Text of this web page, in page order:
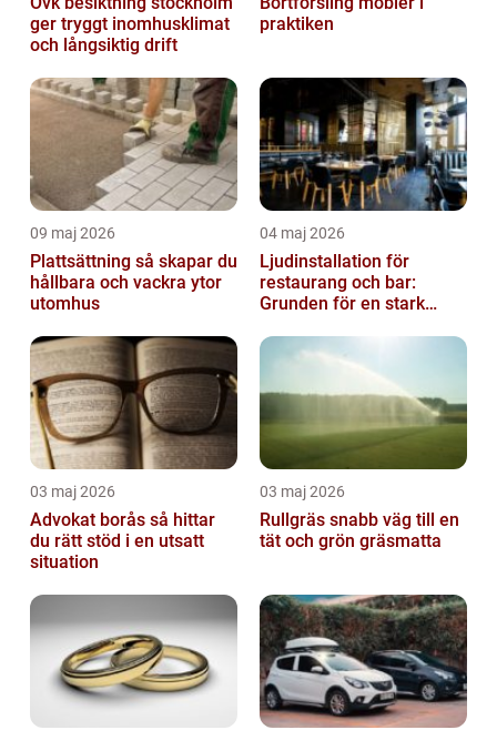
ger tryggt inomhusklimat
och långsiktig drift
praktiken
09 maj 2026
Plattsättning så skapar du
hållbara och vackra ytor
utomhus
04 maj 2026
Ljudinstallation för
restaurang och bar:
Grunden för en stark
03 maj 2026
Advokat borås så hittar
du rätt stöd i en utsatt
situation
03 maj 2026
Rullgräs snabb väg till en
tät och grön gräsmatta